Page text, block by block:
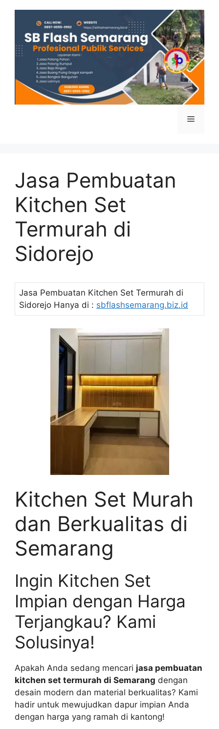
Menu
Jasa Pembuatan
Kitchen Set
Termurah di
Sidorejo
Jasa Pembuatan Kitchen Set Termurah di
Sidorejo Hanya di : sbflashsemarang.biz.id
Kitchen Set Murah
dan Berkualitas di
Semarang
Ingin Kitchen Set
Impian dengan Harga
Terjangkau? Kami
Solusinya!
Apakah Anda sedang mencari jasa pembuatan
kitchen set termurah di Semarang dengan
desain modern dan material berkualitas? Kami
hadir untuk mewujudkan dapur impian Anda
dengan harga yang ramah di kantong!